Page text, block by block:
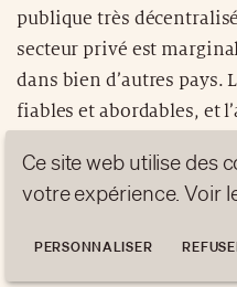
publique très
secteur privé est
dans bien d’autres pays.
fiables et abordables, et
finlandais semble
Onnellisuus on se
yltäkylläisyyden välillä
Ce site web utilise des
votre expérience. Voir
PERSONNALISER